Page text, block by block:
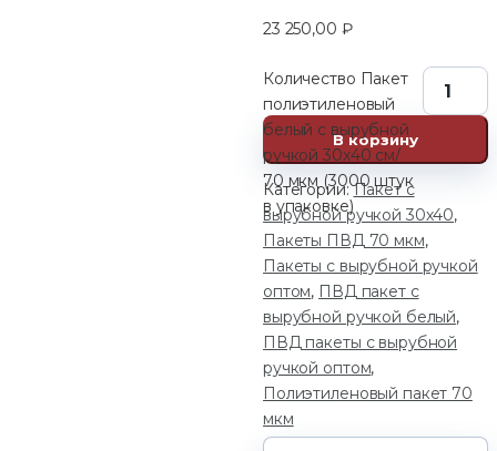
23 250,00 ₽
Количество Пакет
полиэтиленовый
белый с вырубной
ручкой 30х40 см/
70 мкм (3000 штук
в упаковке)
В корзину
Категории:Пакет с
вырубной ручкой 30х40,
Пакеты ПВД 70 мкм,
Пакеты с вырубной ручкой
оптом, ПВД пакет с
вырубной ручкой белый,
ПВД пакеты с вырубной
ручкой оптом,
Полиэтиленовый пакет 70
мкм